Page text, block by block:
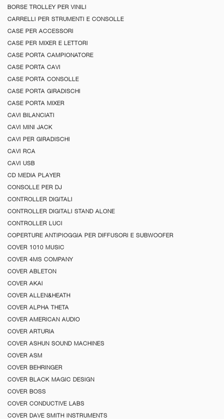
BORSE TROLLEY PER VINILI
CARRELLI PER STRUMENTI E CONSOLLE
CASE PER ACCESSORI
CASE PER MIXER E LETTORI
CASE PORTA CAMPIONATORE
CASE PORTA CAVI
CASE PORTA CONSOLLE
CASE PORTA GIRADISCHI
CASE PORTA MIXER
CAVI BILANCIATI
CAVI MINI JACK
CAVI PER GIRADISCHI
CAVI RCA
CAVI USB
CD MEDIA PLAYER
CONSOLLE PER DJ
CONTROLLER DIGITALI
CONTROLLER DIGITALI STAND ALONE
CONTROLLER LUCI
COPERTURE ANTIPIOGGIA PER DIFFUSORI E SUBWOOFER
COVER 1010 MUSIC
COVER 4MS COMPANY
COVER ABLETON
COVER AKAI
COVER ALLEN&HEATH
COVER ALPHA THETA
COVER AMERICAN AUDIO
COVER ARTURIA
COVER ASHUN SOUND MACHINES
COVER ASM
COVER BEHRINGER
COVER BLACK MAGIC DESIGN
COVER BOSS
COVER CONDUCTIVE LABS
COVER DAVE SMITH INSTRUMENTS